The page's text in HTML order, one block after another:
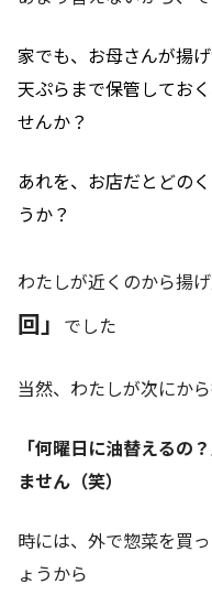
家でも、お母さんが揚
天ぷらまで保管してお
せんか？
あれを、お店だとどの
うか？
わたしが近くのから揚
回」 でした
当然、わたしが次にか
「何曜日に油替えるの
ません（笑）
時には、外で惣菜を買
ょうから